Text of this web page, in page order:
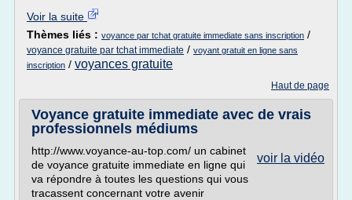
Voir la suite
Thèmes liés : voyance par tchat gratuite immediate sans inscription /
voyance gratuite par tchat immediate / voyant gratuit en ligne sans
inscription / voyances gratuite
Haut de page
Voyance gratuite immediate avec de vrais
professionnels médiums
voir la vidéo
http://www.voyance-au-top.com/ un cabinet
de voyance gratuite immediate en ligne qui
va répondre à toutes les questions qui vous
tracassent concernant votre avenir